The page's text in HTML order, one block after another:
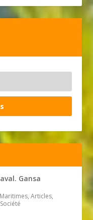
Gansa
Articles,